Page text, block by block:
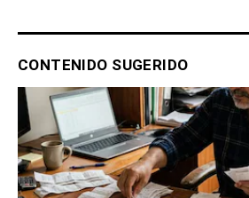
CONTENIDO SUGERIDO